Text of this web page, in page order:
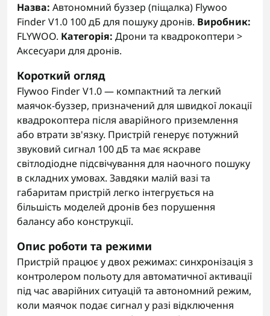
Назва: Автономний буззер (піщалка) Flywoo
Finder V1.0 100 дБ для пошуку дронів. Виробник:
FLYWOO. Категорія: Дрони та квадрокоптери >
Аксесуари для дронів.
Короткий огляд
Flywoo Finder V1.0 — компактний та легкий
маячок-буззер, призначений для швидкої локації
квадрокоптера після аварійного приземлення
або втрати зв'язку. Пристрій генерує потужний
звуковий сигнал 100 дБ та має яскраве
світлодіодне підсвічування для наочного пошуку
в складних умовах. Завдяки малій вазі та
габаритам пристрій легко інтегрується на
більшість моделей дронів без порушення
балансу або конструкції.
Опис роботи та режими
Пристрій працює у двох режимах: синхронізація з
контролером польоту для автоматичної активації
під час аварійних ситуацій та автономний режим,
коли маячок подає сигнал у разі відключення